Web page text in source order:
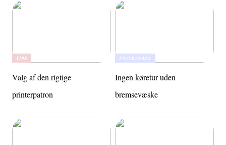
TIPS
Valg af den rigtige
printerpatron
21/10/2022
Ingen køretur uden
bremsevæske